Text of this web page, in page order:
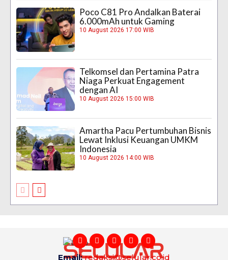
Poco C81 Pro Andalkan Baterai
6.000mAh untuk Gaming
10 August 2026 17:00 WIB
Telkomsel dan Pertamina Patra
Niaga Perkuat Engagement
dengan AI
10 August 2026 15:00 WIB
Amartha Pacu Pertumbuhan Bisnis
Lewat Inklusi Keuangan UMKM
Indonesia
10 August 2026 14:00 WIB
Email:redaksi@selular.co.id